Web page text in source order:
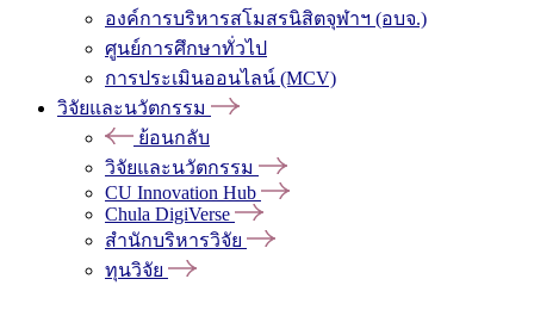
องค์การบริหารสโมสรนิสิตจุฬาฯ (อบจ.)
ศูนย์การศึกษาทั่วไป
การประเมินออนไลน์ (MCV)
วิจัยและนวัตกรรม
ย้อนกลับ
วิจัยและนวัตกรรม
CU Innovation Hub
Chula DigiVerse
สำนักบริหารวิจัย
ทุนวิจัย